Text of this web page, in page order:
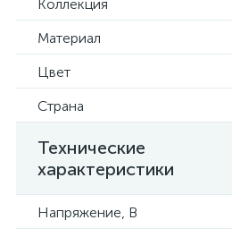
Коллекция
Материал
Цвет
Страна
Технические
характеристики
Напряжение, В